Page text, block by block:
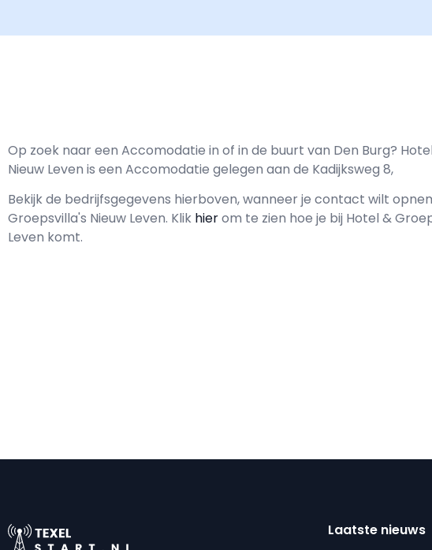
Op zoek naar een Accomodatie in of in de buurt van Den Burg?
Nieuw Leven is een Accomodatie gelegen aan de Kadijksweg 8,
Bekijk de bedrijfsgegevens hierboven, wanneer je contact wilt
Groepsvilla's Nieuw Leven. Klik hierom te zien hoe je bij Hotel &
Leven komt.
Laatste nieuws